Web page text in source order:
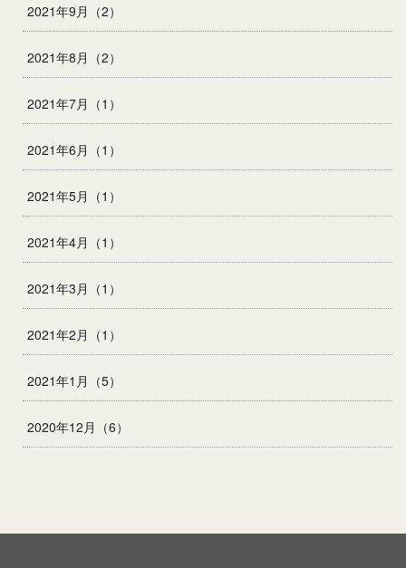
2021年9月（2）
2021年8月（2）
2021年7月（1）
2021年6月（1）
2021年5月（1）
2021年4月（1）
2021年3月（1）
2021年2月（1）
2021年1月（5）
2020年12月（6）